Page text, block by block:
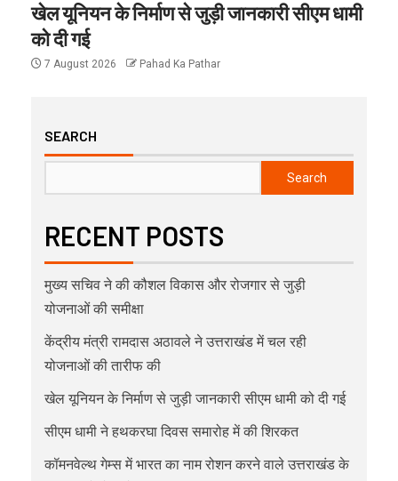
खेल यूनियन के निर्माण से जुड़ी जानकारी सीएम धामी
को दी गई
7 August 2026 Pahad Ka Pathar
SEARCH
Search
RECENT POSTS
मुख्य सचिव ने की कौशल विकास और रोजगार से जुड़ी
योजनाओं की समीक्षा
केंद्रीय मंत्री रामदास अठावले ने उत्तराखंड में चल रही
योजनाओं की तारीफ की
खेल यूनियन के निर्माण से जुड़ी जानकारी सीएम धामी को दी गई
सीएम धामी ने हथकरघा दिवस समारोह में की शिरकत
कॉमनवेल्थ गेम्स में भारत का नाम रोशन करने वाले उत्तराखंड के